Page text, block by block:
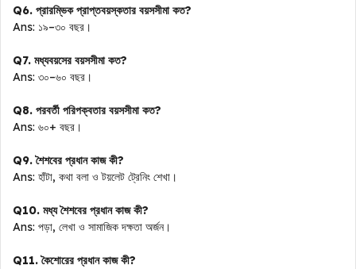
Q6. প্রারম্ভিক প্রাপ্তবয়স্কতার বয়সসীমা কত?
Ans: ১৯–৩০ বছর।
Q7. মধ্যবয়সের বয়সসীমা কত?
Ans: ৩০–৬০ বছর।
Q8. পরবর্তী পরিপক্বতার বয়সসীমা কত?
Ans: ৬০+ বছর।
Q9. শৈশবের প্রধান কাজ কী?
Ans: হাঁটা, কথা বলা ও টয়লেট ট্রেনিং শেখা।
Q10. মধ্য শৈশবের প্রধান কাজ কী?
Ans: পড়া, লেখা ও সামাজিক দক্ষতা অর্জন।
Q11. কৈশোরের প্রধান কাজ কী?